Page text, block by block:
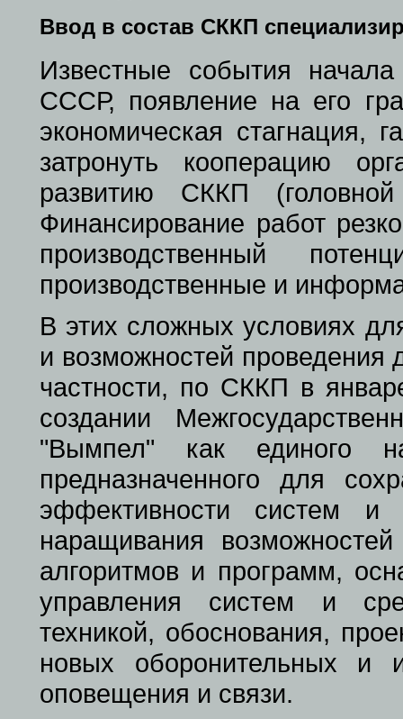
Ввод в состав СККП
Известные события
СССР, появление на его
экономическая стагнация,
затронуть кооперацию
развитию СККП
Финансирование работ
производственный
производственные и
В этих сложных условиях
и возможностей
частности, по СККП в
создании
"Вымпел" как единого
предназначенного для
эффективности систем
наращивания
алгоритмов и программ,
управления систем и
техникой, обоснования,
новых оборонительных и
оповещения и связи.